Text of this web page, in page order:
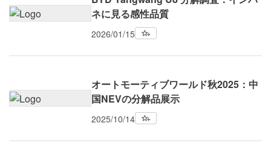
ネに見る感性品質
2026/01/15
オートモーティブワールド秋2025：中
国NEVの分解品展示
2025/10/14